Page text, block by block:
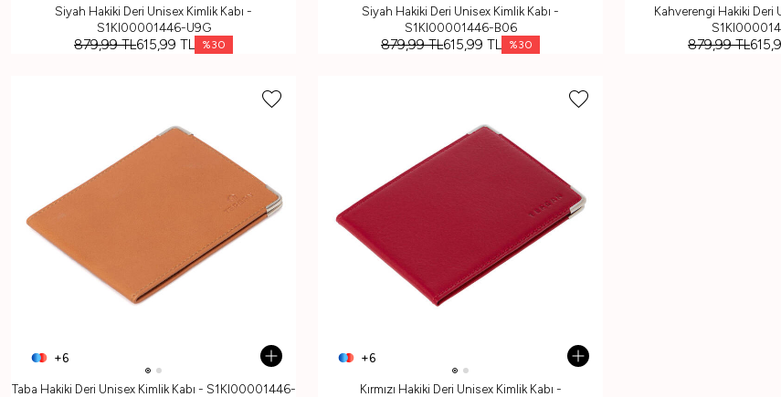
Siyah Hakiki Deri Unisex Kimlik Kabı -
S1KI00001446-U9G
879,99TL615,99 TL %30
Siyah Hakiki Deri Unisex Kimlik Kabı -
S1KI00001446-B06
879,99TL615,99 TL %30
Kahverengi Hakiki Deri
879,99TL
+6
Taba Hakiki Deri Unisex Kimlik Kabı - S1KI00001446-
+6
Kırmızı Hakiki Deri Unisex Kimlik Kabı -